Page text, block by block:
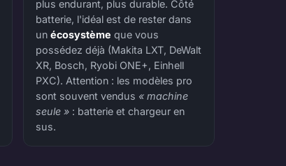
plus endurant, plus durable. Côté
batterie, l'idéal est de rester dans
unécosystème que vous
possédez déjà (Makita LXT, DeWalt
XR, Bosch, Ryobi ONE+, Einhell
PXC). Attention : les modèles pro
sont souvent vendus « machine
seule » : batterie et chargeur en
sus.